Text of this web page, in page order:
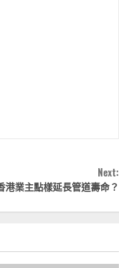
Next:
業主點樣延長管道壽命？